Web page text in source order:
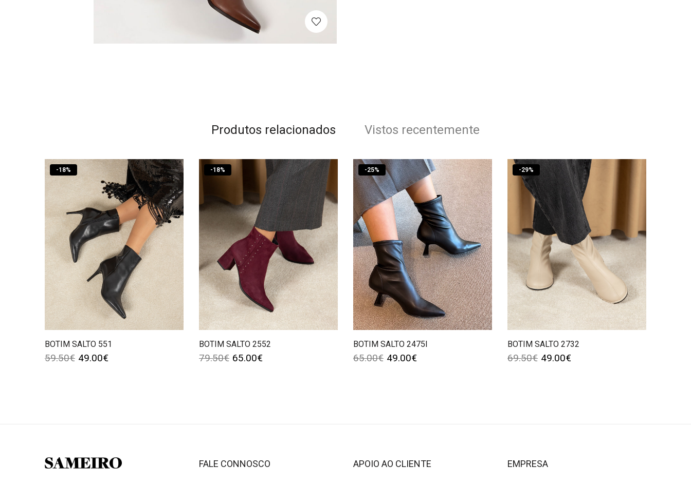
Produtos relacionados Vistos recentemente
-18%
BOTIM SALTO 551
59.50€ 49.00€
-18%
BOTIM SALTO 2552
79.50€ 65.00€
-25%
BOTIM SALTO 2475I
65.00€ 49.00€
-29%
BOTIM SALTO 2732
69.50€ 49.00€
FALE CONNOSCO APOIO AO CLIENTE EMPRESA